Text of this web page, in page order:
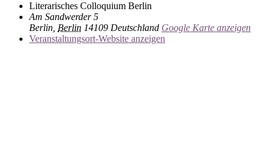
Literarisches Colloquium Berlin
Am Sandwerder 5
Berlin, Berlin 14109 Deutschland Google Karte anzeigen
Veranstaltungsort-Website anzeigen